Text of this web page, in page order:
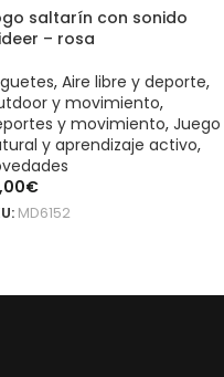
saltarín con sonido
– rosa
, Aire libre y deporte,
y movimiento,
y movimiento, Juego
y aprendizaje activo,
€
MD6152